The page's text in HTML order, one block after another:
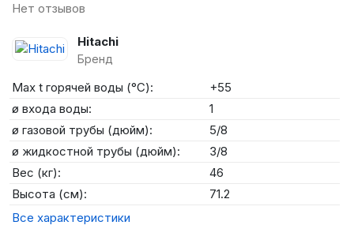
Нет отзывов
Hitachi
Бренд
Max t горячей воды (°С):
+55
ø входа воды:
1
ø газовой трубы (дюйм):
5/8
ø жидкостной трубы (дюйм):
3/8
Вес (кг):
46
Высота (см):
71.2
Все характеристики